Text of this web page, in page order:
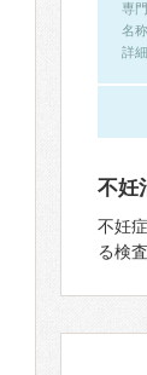
専
名称
詳
不妊
不妊
る検